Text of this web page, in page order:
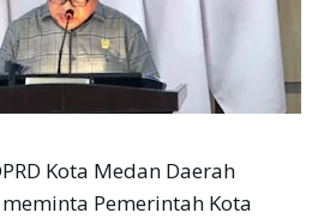
Kota Medan Daerah
Pemerintah Kota